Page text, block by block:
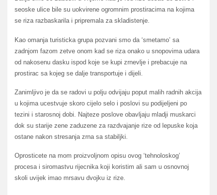
seoske ulice bile su uokvirene ogromnim prostiracima na kojima
se riza razbaskarila i pripremala za skladistenje.
Kao omanja turisticka grupa pozvani smo da ‘smetamo’ sa
zadnjom fazom zetve onom kad se riza onako u snopovima udara
od nakosenu dasku ispod koje se kupi zrnevlje i prebacuje na
prostirac sa kojeg se dalje transportuje i dijeli.
Zanimljivo je da se radovi u polju odvijaju poput malih radnih akcija
u kojima ucestvuje skoro cijelo selo i poslovi su podijeljeni po
tezini i starosnoj dobi. Najteze poslove obavljaju mladji muskarci
dok su starije zene zaduzene za razdvajanje rize od lepuske koja
ostane nakon stresanja zrna sa stabiljki.
Oprosticete na mom proizvoljnom opisu ovog ‘tehnoloskog’
procesa i siromastvu rijecnika koji koristim ali sam u osnovnoj
skoli uvijek imao mrsavu dvojku iz rize.